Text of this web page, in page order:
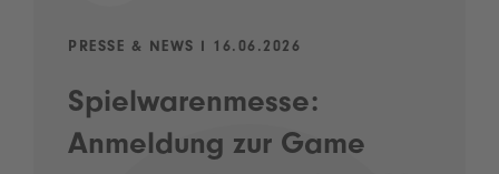
PRESSE & NEWS I 16.06.2026
Spielwarenmesse:
Anmeldung zur Game